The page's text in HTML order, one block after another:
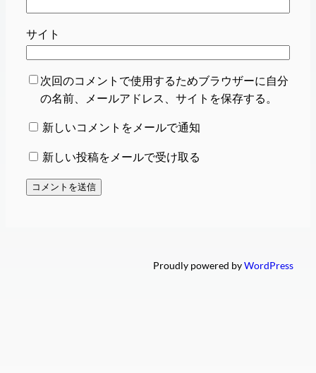
サイト
次回のコメントで使用するためブラウザーに自分
の名前、メールアドレス、サイトを保存する。
新しいコメントをメールで通知
新しい投稿をメールで受け取る
Proudly powered byWordPress